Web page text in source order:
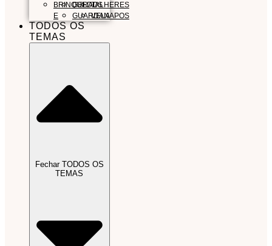
BRINQUEDOS
E
GERAL
GUARDANAPOS
TALHERES
VELA
TODOS OS
TEMAS
Fechar TODOS OS
TEMAS